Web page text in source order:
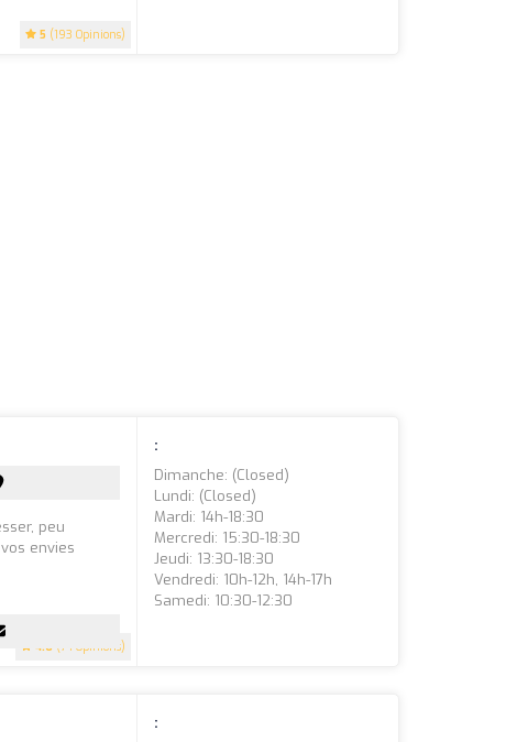
5 (193 Opinions)
4.6 (74 Opinions)
peu
envies
:
Dimanche: (closed)
Lundi: (closed)
Mardi: 14h-18:30
Mercredi: 15:30-18:30
Jeudi: 13:30-18:30
Vendredi: 10h-12h, 14h-17h
Samedi: 10:30-12:30
: